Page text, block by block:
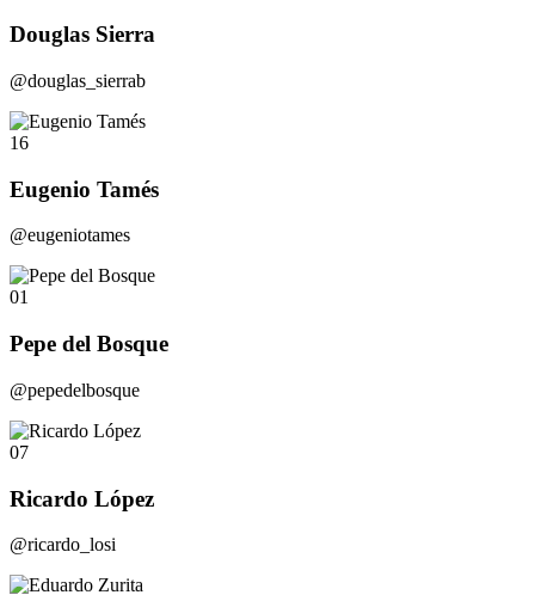
Douglas Sierra
@douglas_sierrab
16
Eugenio Tamés
@eugeniotames
01
Pepe del Bosque
@pepedelbosque
07
Ricardo López
@ricardo_losi